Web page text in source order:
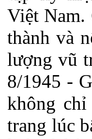
Việt Nam.
thành và
lượng vũ
8/1945 -
không
trang lúc